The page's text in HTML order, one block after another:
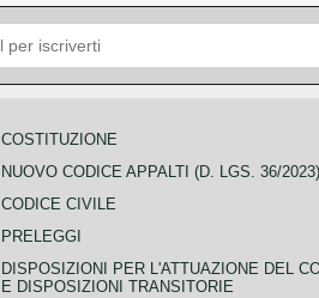
COSTITUZIONE
NUOVO CODICE APPALTI (D. LGS. 36/2023)
CODICE CIVILE
PRELEGGI
DISPOSIZIONI PER L'ATTUAZIONE DEL
E DISPOSIZIONI TRANSITORIE